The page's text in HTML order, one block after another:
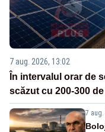
7 aug. 2026, 13:02
În intervalul orar de
scăzut cu 200-300
7 aug.